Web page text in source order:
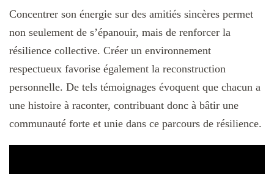
Concentrer son énergie sur des amitiés sincères permet
non seulement de s’épanouir, mais de renforcer la
résilience collective. Créer un environnement
respectueux favorise également la reconstruction
personnelle. De tels témoignages évoquent que chacun a
une histoire à raconter, contribuant donc à bâtir une
communauté forte et unie dans ce parcours de résilience.